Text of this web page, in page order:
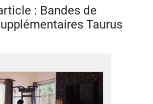
: Bandes de
Taurus